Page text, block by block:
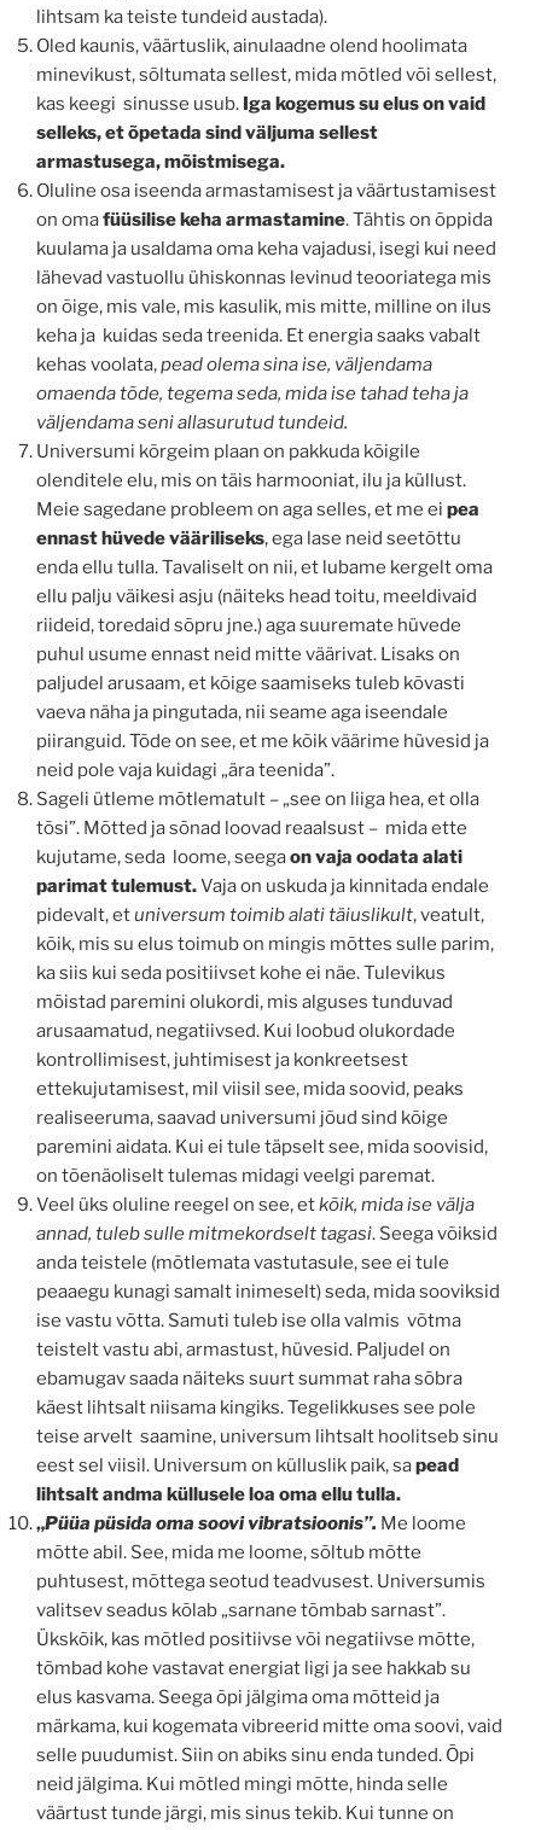
lihtsam ka teiste tundeid austada).
Oled kaunis, väärtuslik, ainulaadne olend hoolimata
minevikust, sõltumata sellest, mida mõtled või sellest,
kas keegi sinusse usub. Iga kogemus su elus on vaid
selleks, et õpetada sind väljuma sellest
armastusega, mõistmisega.
Oluline osa iseenda armastamisest ja väärtustamisest
on omafüüsilise keha armastamine. Tähtis on õppida
kuulama ja usaldama oma keha vajadusi, isegi kui need
lähevad vastuollu ühiskonnas levinud teooriatega mis
on õige, mis vale, mis kasulik, mis mitte, milline on ilus
keha ja kuidas seda treenida. Et energia saaks vabalt
kehas voolata,pead olema sina ise, väljendama
omaenda tõde, tegema seda, mida ise tahad teha ja
väljendama seni allasurutud tundeid.
Universumi kõrgeim plaan on pakkuda kõigile
olenditele elu, mis on täis harmooniat, ilu ja küllust.
Meie sagedane probleem on aga selles, et me ei pea
ennast hüvede vääriliseks, ega lase neid seetõttu
enda ellu tulla. Tavaliselt on nii, et lubame kergelt oma
ellu palju väikesi asju (näiteks head toitu, meeldivaid
riideid, toredaid sõpru jne.) aga suuremate hüvede
puhul usume ennast neid mitte väärivat. Lisaks on
paljudel arusaam, et kõige saamiseks tuleb kõvasti
vaeva näha ja pingutada, nii seame aga iseendale
piiranguid. Tõde on see, et me kõik väärime hüvesid ja
neid pole vaja kuidagi „ära teenida”.
Sageli ütleme mõtlematult – „see on liiga hea, et olla
tõsi”. Mõtted ja sõnad loovad reaalsust – mida ette
kujutame, seda loome, seegaon vaja oodata alati
parimat tulemust.Vaja on uskuda ja kinnitada endale
pidevalt, etuniversum toimib alati täiuslikult, veatult,
kõik, mis su elus toimub on mingis mõttes sulle parim,
ka siis kui seda positiivset kohe ei näe. Tulevikus
mõistad paremini olukordi, mis alguses tunduvad
arusaamatud, negatiivsed. Kui loobud olukordade
kontrollimisest, juhtimisest ja konkreetsest
ettekujutamisest, mil viisil see, mida soovid, peaks
realiseeruma, saavad universumi jõud sind kõige
paremini aidata. Kui ei tule täpselt see, mida soovisid,
on tõenäoliselt tulemas midagi veelgi paremat.
Veel üks oluline reegel on see, etkõik, mida ise välja
annad, tuleb sulle mitmekordselt tagasi. Seega võiksid
anda teistele (mõtlemata vastutasule, see ei tule
peaaegu kunagi samalt inimeselt) seda, mida sooviksid
ise vastu võtta. Samuti tuleb ise olla valmis võtma
teistelt vastu abi, armastust, hüvesid. Paljudel on
ebamugav saada näiteks suurt summat raha sõbra
käest lihtsalt niisama kingiks. Tegelikkuses see pole
teise arvelt saamine, universum lihtsalt hoolitseb sinu
eest sel viisil. Universum on külluslik paik, sapead
lihtsalt andma küllusele loa oma ellu tulla.
„Püüa püsida oma soovi vibratsioonis”. Me loome
mõtte abil. See, mida me loome, sõltub mõtte
puhtusest, mõttega seotud teadvusest. Universumis
valitsev seadus kõlab „sarnane tõmbab sarnast”.
Ükskõik, kas mõtled positiivse või negatiivse mõtte,
tõmbad kohe vastavat energiat ligi ja see hakkab su
elus kasvama. Seega õpi jälgima oma mõtteid ja
märkama, kui kogemata vibreerid mitte oma soovi, vaid
selle puudumist. Siin on abiks sinu enda tunded. Õpi
neid jälgima. Kui mõtled mingi mõtte, hinda selle
väärtust tunde järgi, mis sinus tekib. Kui tunne on